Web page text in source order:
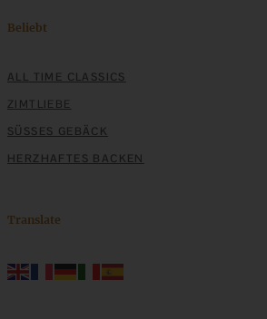
Beliebt
ALL TIME CLASSICS
ZIMTLIEBE
SÜSSES GEBÄCK
HERZHAFTES BACKEN
Translate